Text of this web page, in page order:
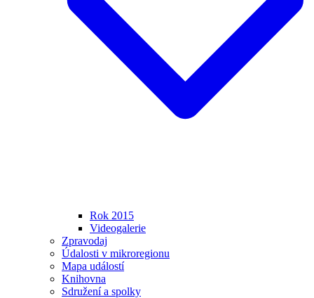
Rok 2015
Videogalerie
Zpravodaj
Údalosti v mikroregionu
Mapa událostí
Knihovna
Sdružení a spolky